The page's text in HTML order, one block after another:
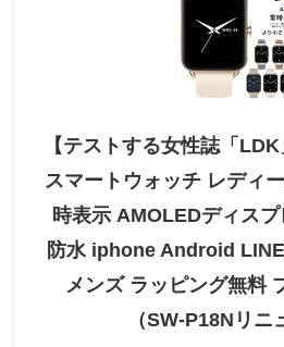
【テストする女性誌「
スマートウォッチ レディ
時表示 AMOLEDディス
防水 iphone Android
メンズ ラッピング無料
（SW-P18Nリニ